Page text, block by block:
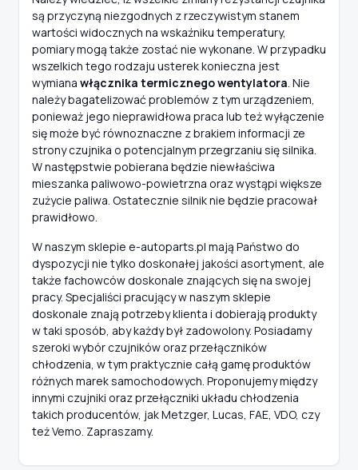
są przyczyną niezgodnych z rzeczywistym stanem
wartości widocznych na wskaźniku temperatury,
pomiary mogą także zostać nie wykonane. W przypadku
wszelkich tego rodzaju usterek konieczna jest
wymiana włącznika termicznego wentylatora. Nie
należy bagatelizować problemów z tym urządzeniem,
ponieważ jego nieprawidłowa praca lub też wyłączenie
się może być równoznaczne z brakiem informacji ze
strony czujnika o potencjalnym przegrzaniu się silnika.
W następstwie pobierana będzie niewłaściwa
mieszanka paliwowo-powietrzna oraz wystąpi większe
zużycie paliwa. Ostatecznie silnik nie będzie pracował
prawidłowo.
W naszym sklepie e-autoparts.pl mają Państwo do
dyspozycji nie tylko doskonałej jakości asortyment, ale
także fachowców doskonale znających się na swojej
pracy. Specjaliści pracujący w naszym sklepie
doskonale znają potrzeby klienta i dobierają produkty
w taki sposób, aby każdy był zadowolony. Posiadamy
szeroki wybór czujników oraz przełączników
chłodzenia, w tym praktycznie całą gamę produktów
różnych marek samochodowych. Proponujemy między
innymi czujniki oraz przełączniki układu chłodzenia
takich producentów, jak Metzger, Lucas, FAE, VDO, czy
też Vemo. Zapraszamy.